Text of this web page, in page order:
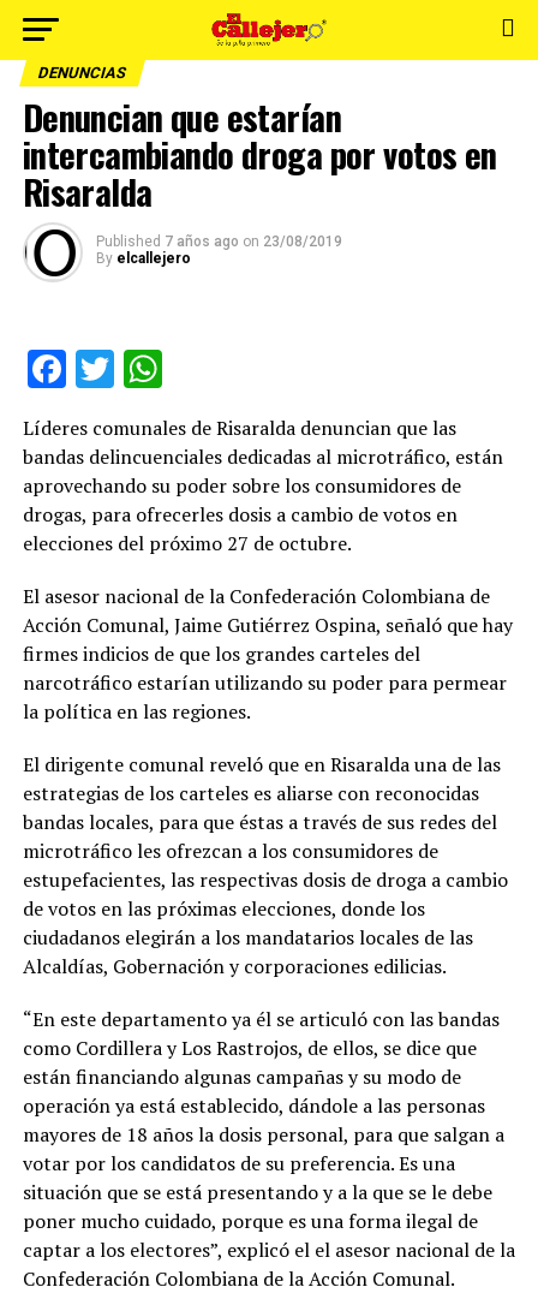
DENUNCIAS
Denuncian que estarían
intercambiando droga por votos en
Risaralda
Published 7 años ago on 23/08/2019
By elcallejero
Facebook
TwitterWhatsApp
Líderes comunales de Risaralda denuncian que las
bandas delincuenciales dedicadas al microtráfico, están
aprovechando su poder sobre los consumidores de
drogas, para ofrecerles dosis a cambio de votos en
elecciones del próximo 27 de octubre.
El asesor nacional de la Confederación Colombiana de
Acción Comunal, Jaime Gutiérrez Ospina, señaló que hay
firmes indicios de que los grandes carteles del
narcotráfico estarían utilizando su poder para permear
la política en las regiones.
El dirigente comunal reveló que en Risaralda una de las
estrategias de los carteles es aliarse con reconocidas
bandas locales, para que éstas a través de sus redes del
microtráfico les ofrezcan a los consumidores de
estupefacientes, las respectivas dosis de droga a cambio
de votos en las próximas elecciones, donde los
ciudadanos elegirán a los mandatarios locales de las
Alcaldías, Gobernación y corporaciones edilicias.
“En este departamento ya él se articuló con las bandas
como Cordillera y Los Rastrojos, de ellos, se dice que
están financiando algunas campañas y su modo de
operación ya está establecido, dándole a las personas
mayores de 18 años la dosis personal, para que salgan a
votar por los candidatos de su preferencia. Es una
situación que se está presentando y a la que se le debe
poner mucho cuidado, porque es una forma ilegal de
captar a los electores”, explicó el el asesor nacional de la
Confederación Colombiana de la Acción Comunal.